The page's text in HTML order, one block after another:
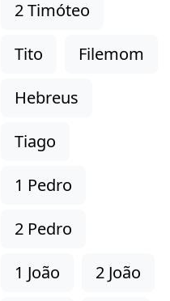
2 Timóteo
Tito
Filemom
Hebreus
Tiago
1 Pedro
2 Pedro
1 João
2 João